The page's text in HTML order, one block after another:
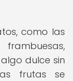
como las
dulce sin
frutas se